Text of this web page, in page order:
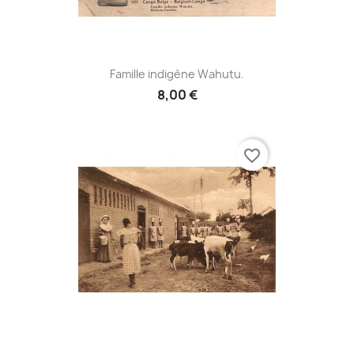
Famille indigène Wahutu.
8,00 €
favorite_border